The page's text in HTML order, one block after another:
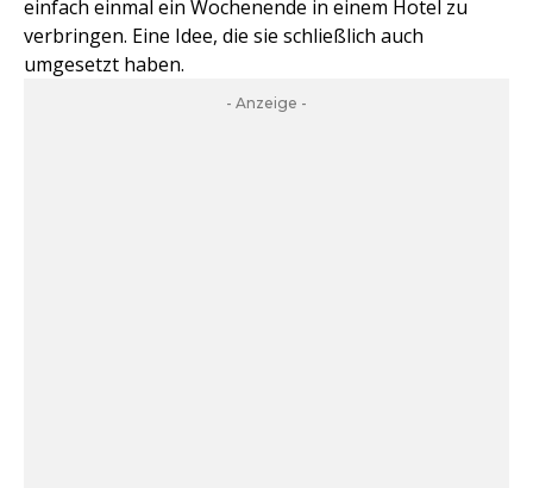
einfach einmal ein Wochenende in einem Hotel zu
verbringen. Eine Idee, die sie schließlich auch
umgesetzt haben.
- Anzeige -